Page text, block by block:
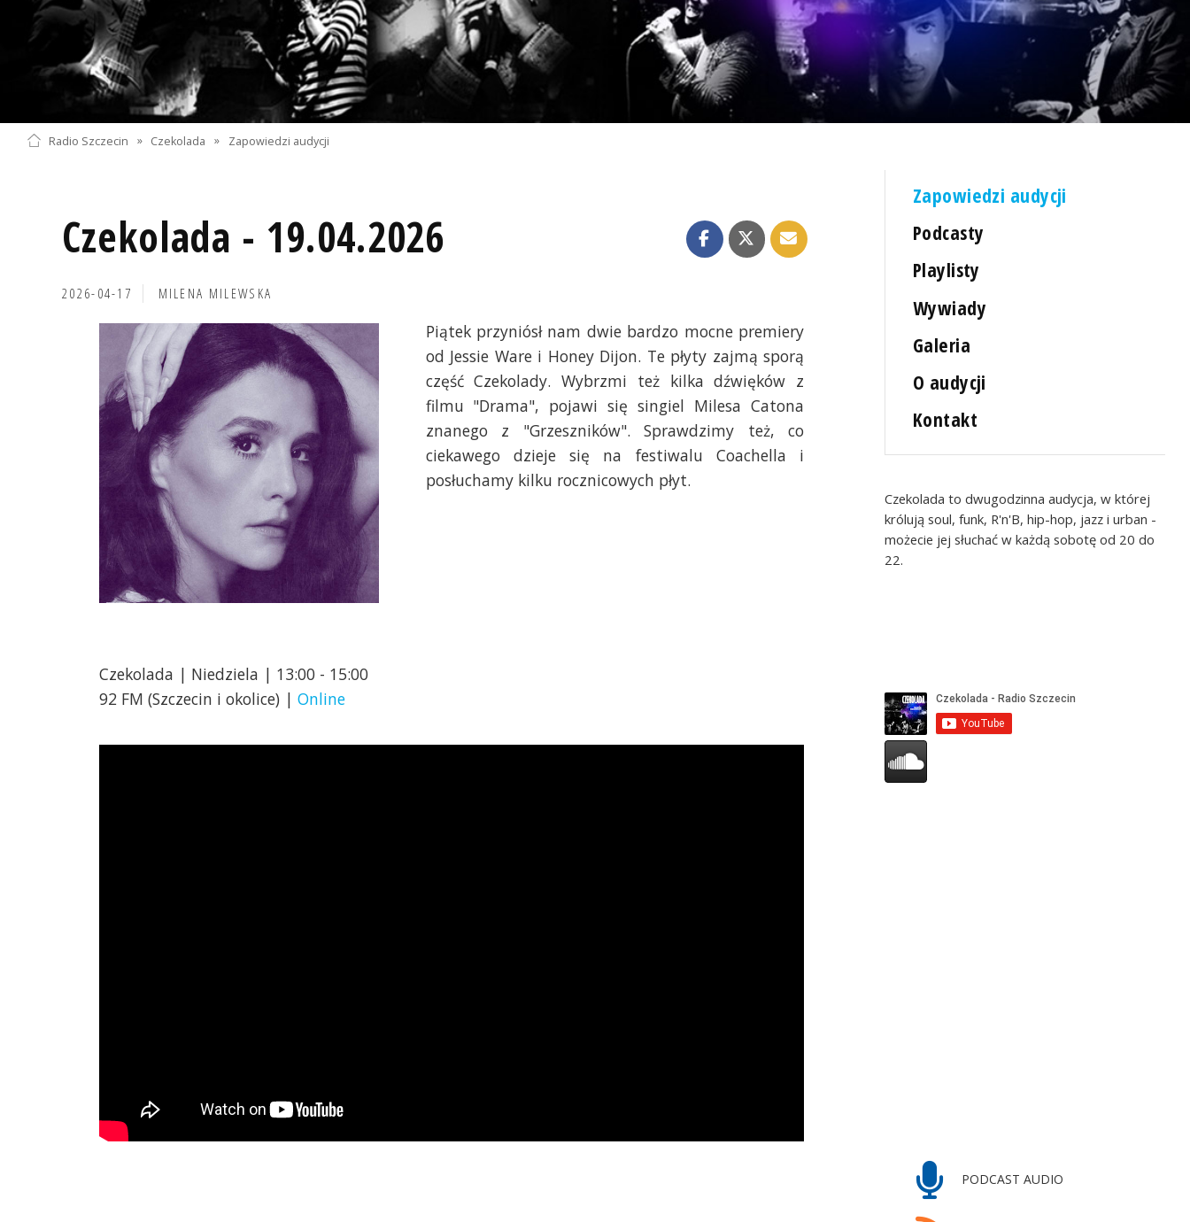
Radio Szczecin » Czekolada » Zapowiedzi audycji
Czekolada - 19.04.2026
2026-04-17 MILENA MILEWSKA
Piątek przyniósł nam dwie bardzo mocne premiery
od Jessie Ware i Honey Dijon. Te płyty zajmą sporą
część Czekolady. Wybrzmi też kilka dźwięków z
filmu "Drama", pojawi się singiel Milesa Catona
znanego z "Grzeszników". Sprawdzimy też, co
ciekawego dzieje się na festiwalu Coachella i
posłuchamy kilku rocznicowych płyt.
Czekolada | Niedziela | 13:00 - 15:00
92 FM (Szczecin i okolice) | Online
Zapowiedzi audycji
Podcasty
Playlisty
Wywiady
Galeria
O audycji
Kontakt
Czekolada to dwugodzinna audycja, w której
królują soul, funk, R'n'B, hip-hop, jazz i urban -
możecie jej słuchać w każdą sobotę od 20 do
22.
PODCAST AUDIO